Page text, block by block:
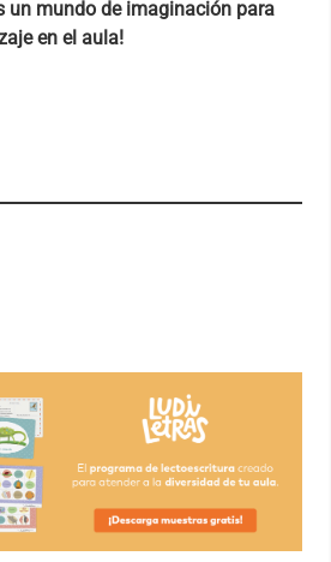
un mundo de imaginación para
en el aula!